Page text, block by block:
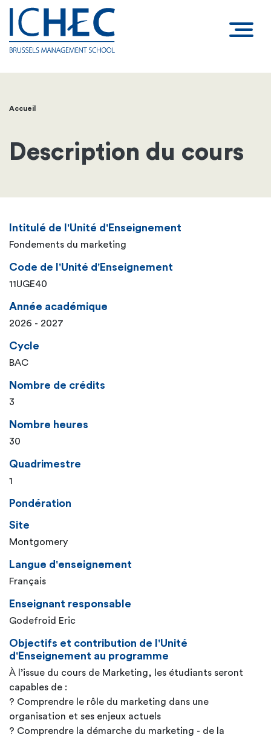
Fil
d'Ariane
Accueil
Description du cours
Intitulé de l'Unité d'Enseignement
Fondements du marketing
Code de l'Unité d'Enseignement
11UGE40
Année académique
2026 - 2027
Cycle
BAC
Nombre de crédits
3
Nombre heures
30
Quadrimestre
1
Pondération
Site
Montgomery
Langue d'enseignement
Français
Enseignant responsable
Godefroid Eric
Objectifs et contribution de l'Unité
d'Enseignement au programme
À l’issue du cours de Marketing, les étudiants seront
capables de :
? Comprendre le rôle du marketing dans une
organisation et ses enjeux actuels
? Comprendre la démarche du marketing - de la